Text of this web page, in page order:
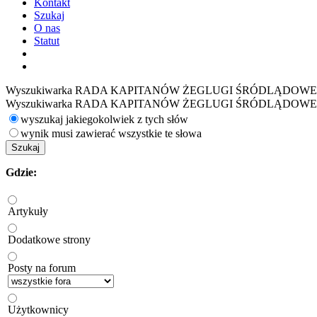
Kontakt
Szukaj
O nas
Statut
Wyszukiwarka RADA KAPITANÓW ŻEGLUGI
Wyszukiwarka RADA KAPITANÓW ŻEGLUGI
wyszukaj jakiegokolwiek z tych słów
wynik musi zawierać wszystkie te słowa
Szukaj
Gdzie:
Artykuły
Dodatkowe strony
Posty na forum
Użytkownicy